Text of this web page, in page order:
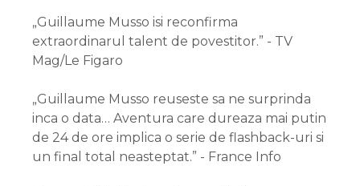
„Guillaume Musso isi reconfirma
extraordinarul talent de povestitor.” - TV
Mag/Le Figaro
„Guillaume Musso reuseste sa ne surprinda
inca o data… Aventura care dureaza mai putin
de 24 de ore implica o serie de flashback-uri si
un final total neasteptat.” - France Info